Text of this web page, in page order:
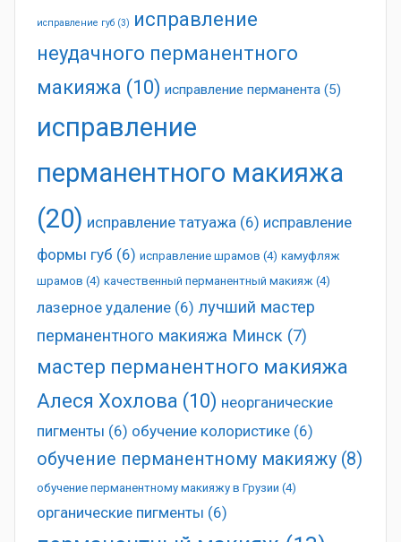
исправление губ (3) исправление
неудачного перманентного
макияжа (10) исправление перманента (5)
исправление
перманентного макияжа
(20) исправление татуажа (6) исправление
формы губ (6) исправление шрамов (4) камуфляж
шрамов (4) качественный перманентный макияж (4)
лазерное удаление (6) лучший мастер
перманентного макияжа Минск (7)
мастер перманентного макияжа
Алеся Хохлова (10) неорганические
пигменты (6) обучение колористике (6)
обучение перманентному макияжу (8)
обучение перманентному макияжу в Грузии (4)
органические пигменты (6)